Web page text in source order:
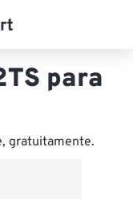
para
gratuitamente.